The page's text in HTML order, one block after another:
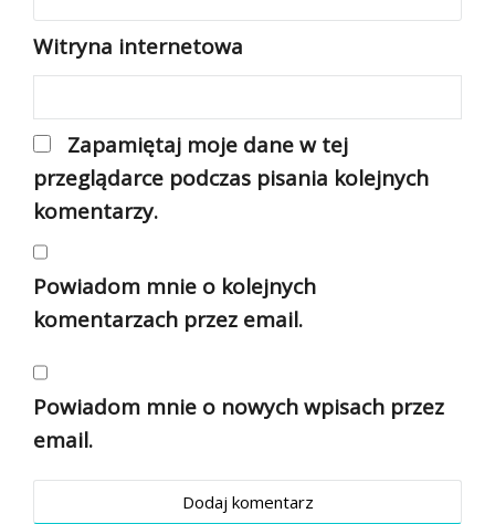
Witryna internetowa
Zapamiętaj moje dane w tej
przeglądarce podczas pisania kolejnych
komentarzy.
Powiadom mnie o kolejnych
komentarzach przez email.
Powiadom mnie o nowych wpisach przez
email.